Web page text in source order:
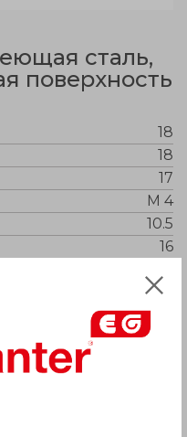
сталь,
поверхность
18
18
17
M 4
10.5
16